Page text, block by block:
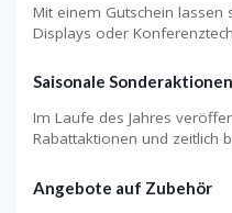
Mit einem Gutschein lassen
Displays oder
Saisonale Sonderaktionen
Im Laufe des Jahres
Rabattaktionen und zeitlich
Angebote auf Zubehör